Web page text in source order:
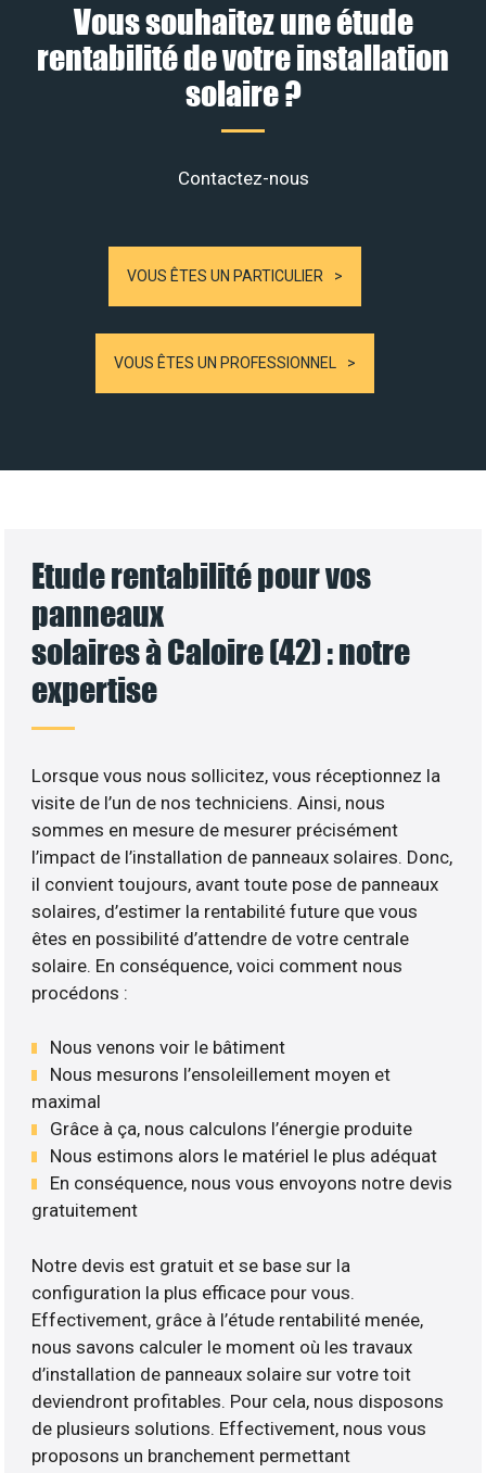
Vous souhaitez une étude
rentabilité de votre installation
solaire ?
Contactez-nous
VOUS ÊTES UN PARTICULIER
VOUS ÊTES UN PROFESSIONNEL
Etude rentabilité pour vos
panneaux
solaires à Caloire (42) : notre
expertise
Lorsque vous nous sollicitez, vous réceptionnez la
visite de l’un de nos techniciens. Ainsi, nous
sommes en mesure de mesurer précisément
l’impact de l’installation de panneaux solaires. Donc,
il convient toujours, avant toute pose de panneaux
solaires, d’estimer la rentabilité future que vous
êtes en possibilité d’attendre de votre centrale
solaire. En conséquence, voici comment nous
procédons :
Nous venons voir le bâtiment
Nous mesurons l’ensoleillement moyen et
maximal
Grâce à ça, nous calculons l’énergie produite
Nous estimons alors le matériel le plus adéquat
En conséquence, nous vous envoyons notre devis
gratuitement
Notre devis est gratuit et se base sur la
configuration la plus efficace pour vous.
Effectivement, grâce à l’étude rentabilité menée,
nous savons calculer le moment où les travaux
d’installation de panneaux solaire sur votre toit
deviendront profitables. Pour cela, nous disposons
de plusieurs solutions. Effectivement, nous vous
proposons un branchement permettant